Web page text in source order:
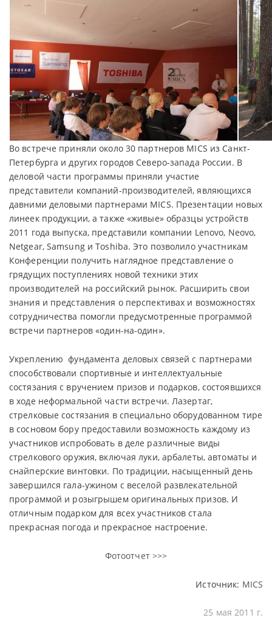
Во встрече приняли около 30 партнеров MICS из Санкт-
Петербурга и других городов Северо-запада России. В
деловой части программы приняли участие
представители компаний-производителей, являющихся
давними деловыми партнерами MICS. Презентации новых
линеек продукции, а также «живые» образцы устройств
2011 года выпуска, представили компании Lenovo, Neovo,
Netgear, Samsung и Toshiba. Это позволило участникам
Конференции получить наглядное представление о
грядущих поступлениях новой техники этих
производителей на российский рынок. Расширить свои
знания и представления о перспективах и возможностях
сотрудничества помогли предусмотренные программой
встречи партнеров «один-на-один».
Укреплению фундамента деловых связей с партнерами
способствовали спортивные и интеллектуальные
состязания с вручением призов и подарков, состоявшихся
в ходе неформальной части встречи. Лазертаг,
стрелковые состязания в специально оборудованном тире
в сосновом бору предоставили возможность каждому из
участников испробовать в деле различные виды
стрелкового оружия, включая луки, арбалеты, автоматы и
снайперские винтовки. По традиции, насыщенный день
завершился гала-ужином с веселой развлекательной
программой и розыгрышем оригинальных призов. И
отличным подарком для всех участников стала
прекрасная погода и прекрасное настроение.
Фотоотчет >>>
Источник: MICS
25 мая 2011 г.